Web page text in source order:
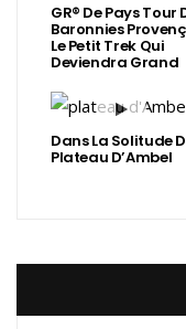
GR® De Pays Tour
Baronnies
Le Petit Trek Qui
Deviendra Grand
Dans La Solitude
Plateau D’Ambel